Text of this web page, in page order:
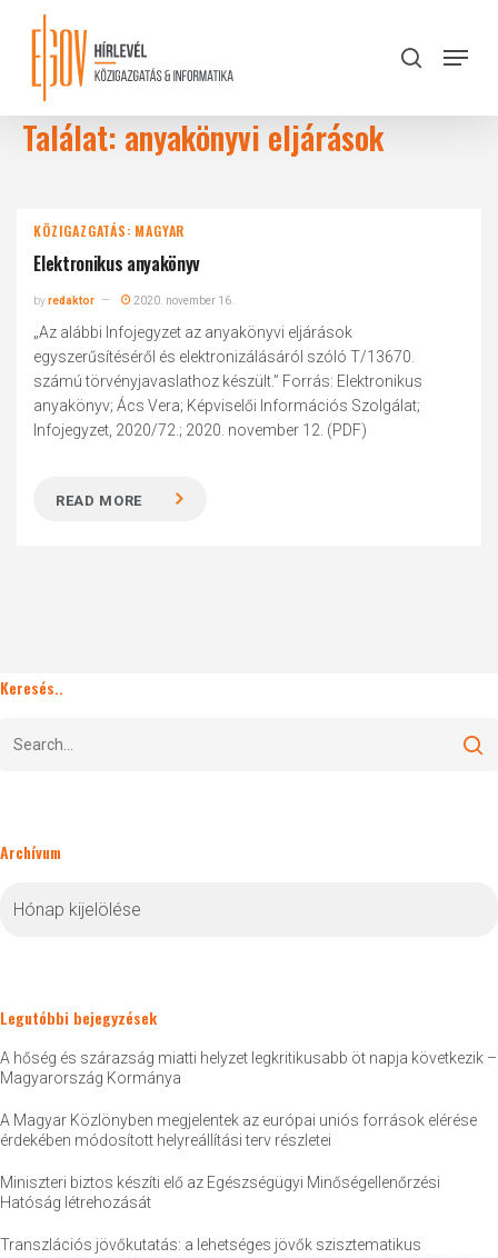
content
search
Menu
Találat: anyakönyvi eljárások
KÖZIGAZGATÁS: MAGYAR
Elektronikus anyakönyv
byredaktor 2020. november 16.
„Az alábbi Infojegyzet az anyakönyvi eljárások
egyszerűsítéséről és elektronizálásáról szóló T/13670.
számú törvényjavaslathoz készült.” Forrás: Elektronikus
anyakönyv; Ács Vera; Képviselői Információs Szolgálat;
Infojegyzet, 2020/72.; 2020. november 12. (PDF)
READ MORE
Keresés..
Archívum
Legutóbbi bejegyzések
A hőség és szárazság miatti helyzet legkritikusabb öt napja következik –
Magyarország Kormánya
A Magyar Közlönyben megjelentek az európai uniós források elérése
érdekében módosított helyreállítási terv részletei
Miniszteri biztos készíti elő az Egészségügyi Minőségellenőrzési
Hatóság létrehozását
Transzlációs jövőkutatás: a lehetséges jövők szisztematikus
Close